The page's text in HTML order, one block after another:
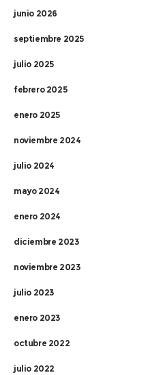
junio 2026
septiembre 2025
julio 2025
febrero 2025
enero 2025
noviembre 2024
julio 2024
mayo 2024
enero 2024
diciembre 2023
noviembre 2023
julio 2023
enero 2023
octubre 2022
julio 2022